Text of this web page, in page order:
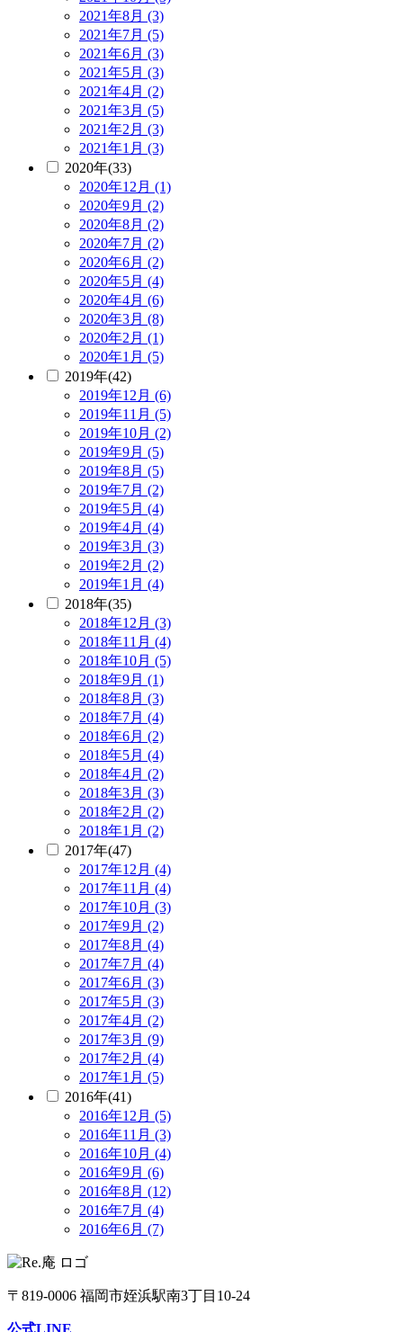
2021年8月 (3)
2021年7月 (5)
2021年6月 (3)
2021年5月 (3)
2021年4月 (2)
2021年3月 (5)
2021年2月 (3)
2021年1月 (3)
2020年(33)
2020年12月 (1)
2020年9月 (2)
2020年8月 (2)
2020年7月 (2)
2020年6月 (2)
2020年5月 (4)
2020年4月 (6)
2020年3月 (8)
2020年2月 (1)
2020年1月 (5)
2019年(42)
2019年12月 (6)
2019年11月 (5)
2019年10月 (2)
2019年9月 (5)
2019年8月 (5)
2019年7月 (2)
2019年5月 (4)
2019年4月 (4)
2019年3月 (3)
2019年2月 (2)
2019年1月 (4)
2018年(35)
2018年12月 (3)
2018年11月 (4)
2018年10月 (5)
2018年9月 (1)
2018年8月 (3)
2018年7月 (4)
2018年6月 (2)
2018年5月 (4)
2018年4月 (2)
2018年3月 (3)
2018年2月 (2)
2018年1月 (2)
2017年(47)
2017年12月 (4)
2017年11月 (4)
2017年10月 (3)
2017年9月 (2)
2017年8月 (4)
2017年7月 (4)
2017年6月 (3)
2017年5月 (3)
2017年4月 (2)
2017年3月 (9)
2017年2月 (4)
2017年1月 (5)
2016年(41)
2016年12月 (5)
2016年11月 (3)
2016年10月 (4)
2016年9月 (6)
2016年8月 (12)
2016年7月 (4)
2016年6月 (7)
〒819-0006 福岡市姪浜駅南3丁目10-24
公式LINE